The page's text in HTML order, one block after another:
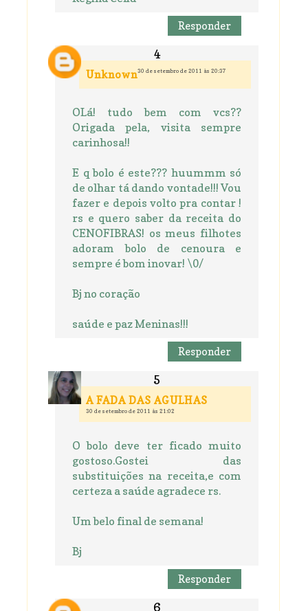
Responder
Unknown30 de setembro de 2011 às 20:37
OLá! tudo bem com vcs??
Origada pela, visita sempre
carinhosa!!
E q bolo é este??? huummm só
de olhar tá dando vontade!!! Vou
fazer e depois volto pra contar !
rs e quero saber da receita do
CENOFIBRAS! os meus filhotes
adoram bolo de cenoura e
sempre é bom inovar! \0/
Bj no coração
saúde e paz Meninas!!!
Responder
A FADA DAS AGULHAS
30 de setembro de 2011 às 21:02
O bolo deve ter ficado muito
gostoso.Gostei das
substituições na receita,e com
certeza a saúde agradece rs.
Um belo final de semana!
Bj
Responder